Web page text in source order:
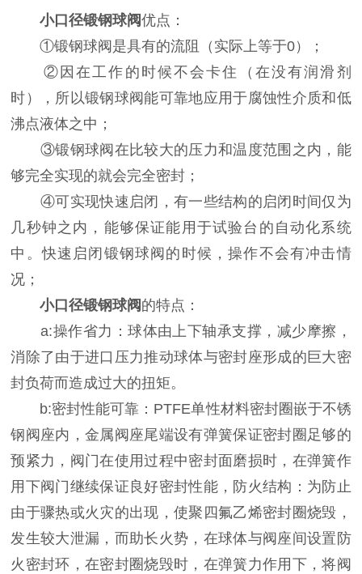
小口径锻钢球阀优点：
①锻钢球阀是具有的流阻（实际上等于0）；
②因在工作的时候不会卡住（在没有润滑剂
时），所以锻钢球阀能可靠地应用于腐蚀性介质和低
沸点液体之中；
③锻钢球阀在比较大的压力和温度范围之内，能
够完全实现的就会完全密封；
④可实现快速启闭，有一些结构的启闭时间仅为
几秒钟之内，能够保证能用于试验台的自动化系统
中。快速启闭锻钢球阀的时候，操作不会有冲击情
况；
小口径锻钢球阀 的特点：
a:操作省力：球体由上下轴承支撑，减少摩擦，
消除了由于进口压力推动球体与密封座形成的巨大密
封负荷而造成过大的扭矩。
b:密封性能可靠：PTFE单性材料密封圈嵌于不锈
钢阀座内，金属阀座尾端设有弹簧保证密封圈足够的
预紧力，阀门在使用过程中密封面磨损时，在弹簧作
用下阀门继续保证良好密封性能，防火结构：为防止
由于骤热或火灾的出现，使聚四氟乙烯密封圈烧毁，
发生较大泄漏，而助长火势，在球体与阀座间设置防
火密封环，在密封圈烧毁时，在弹簧力作用下，将阀